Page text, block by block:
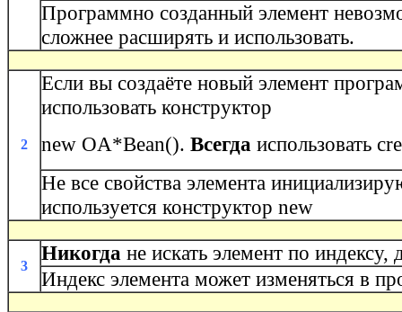
Программно созданный элемент
сложнее расширять и использовать.
2
Если вы создаёте новый элемент
использовать конструктор
new OA*Bean(). Всегда использовать
Не все свойства элемента
используется конструктор new
3
Никогда не искать элемент по индексу,
Индекс элемента может изменяться в